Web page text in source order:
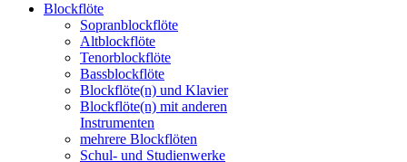
Blockflöte
Sopranblockflöte
Altblockflöte
Tenorblockflöte
Bassblockflöte
Blockflöte(n) und Klavier
Blockflöte(n) mit anderen
Instrumenten
mehrere Blockflöten
Schul- und Studienwerke